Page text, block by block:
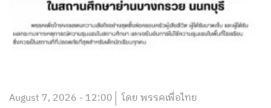
August 7, 2026 - 12:00 โดย พรรคเพื่อไทย